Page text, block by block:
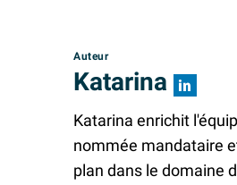
Auteur
Katarina
Katarina enrichit
nommée mandataire
plan dans le domaine